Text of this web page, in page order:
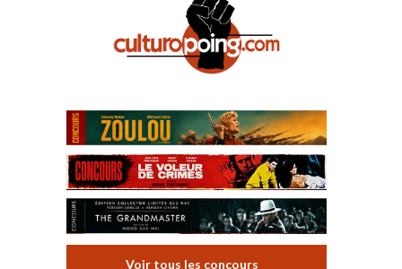
Voir tous les concours